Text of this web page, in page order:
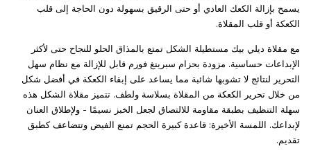
يسمح بإزالة الكعك العادي أو حتى الرقيق بسهولة دون الحاجة إلى قلب
الكعكة أو قلب المقلاة.
مع مقلاة ديلي بيك مستطيلة الشكل تمتع بالمذاق الحلو للنجاح حتى لأكثر
الإبداعات حساسية. مزودة بحزام سبرينغ فورم قابل للإزالة مع نظام سهل
التحرير لنتائج لا تشوبها شائبة مما يساعد على إبقاء الكعكة في أفضل شكل
من خلال تحرير الكعكة من المقلاة بسلاسة ولطف. تتميز مقلاة الشكل هذه
سهلة التنظيف بطبقة مقاومة للالتصاق لجعل الخبز نسيمًا - ولإطلاق العنان
لإبداعك. اللمسة الأخيرة: قاعدة كبيرة الحجم تمنع الفيض وتتضاعف كطبق
تقديم.